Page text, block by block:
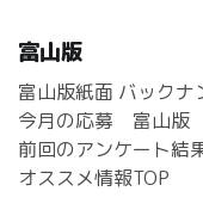
富山版
富山版紙面 バックナ
今月の応募 富山版
前回のアンケート結
オススメ情報TOP